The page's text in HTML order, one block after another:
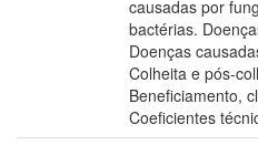
causadas por
bactérias.
Doenças
Colheita e pós-
Beneficiamento,
Coeficientes